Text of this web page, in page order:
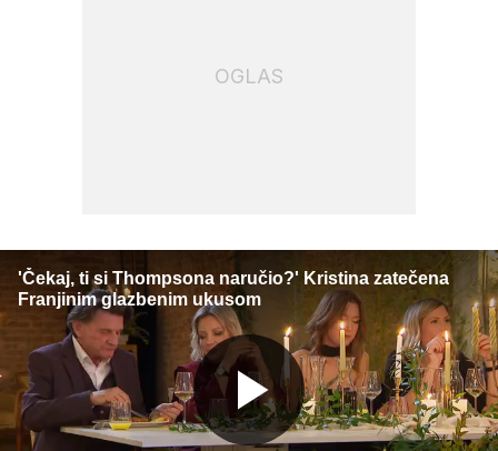
OGLAS
'Čekaj, ti si Thompsona naručio?' Kristina zatečena
Franjinim glazbenim ukusom